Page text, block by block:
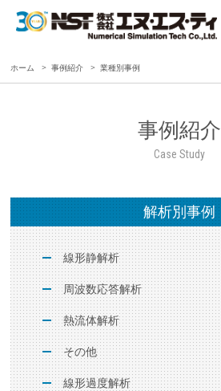
ホーム 事例紹介 業種別事例
事例紹介
Case Study
解析別事例
線形静解析
周波数応答解析
熱流体解析
その他
線形過度解析